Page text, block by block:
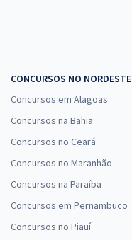
CONCURSOS NO NORDESTE
Concursos em Alagoas
Concursos na Bahia
Concursos no Ceará
Concursos no Maranhão
Concursos na Paraíba
Concursos em Pernambuco
Concursos no Piauí